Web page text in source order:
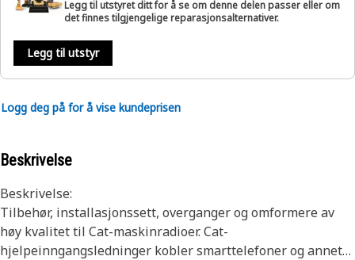
Legg til utstyret ditt for å se om denne delen passer eller om
det finnes tilgjengelige reparasjonsalternativer.
Legg til utstyr
Logg deg på for å vise kundeprisen
Beskrivelse
Beskrivelse:
Tilbehør, installasjonssett, overganger og omformere av
høy kvalitet til Cat-maskinradioer. Cat-
hjelpeinngangsledninger kobler smarttelefoner og annet